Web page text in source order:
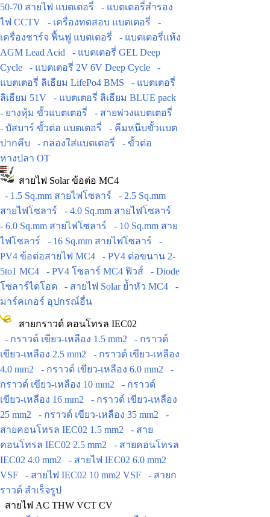
50-70 สายไฟ แบตเตอรี่
- แบตเตอรี่สำรอง
ไฟ CCTV
- เครื่องทดสอบ แบตเตอรี่
-
เครื่องชาร์จ ฟื้นฟู แบตเตอรี่
- แบตเตอรี่แห้ง
AGM Lead Acid
- แบตเตอรี่ GEL Deep
Cycle
- แบตเตอรี่ 2V 6V Deep Cycle
-
แบตเตอรี่ ลิเธียม LifePo4 BMS
- แบตเตอรี่
ลิเธียม 51V
- แบตเตอรี่ ลิเธียม BLUE pack
- ยางหุ้ม ขั้วแบตเตอรี่
- สายพ่วงแบตเตอรี่
- บัสบาร์ ขั้วต่อ แบตเตอรี่
- คีมหนีบขั้วแบต
ปากคีบ
- กล่องใส่แบตเตอรี่
- ขั้วต่อ
หางปลา OT
สายไฟ Solar ข้อต่อ MC4
- 1.5 Sq.mm สายไฟโซลาร์
- 2.5 Sq.mm
สายไฟโซลาร์
- 4.0 Sq.mm สายไฟโซลาร์
- 6.0 Sq.mm สายไฟโซลาร์
- 10 Sq.mm สาย
ไฟโซลาร์
- 16 Sq.mm สายไฟโซลาร์
-
PV4 ข้อต่อสายไฟ MC4
- PV4 ต่อขนาน 2-
5to1 MC4
- PV4 โซลาร์ MC4 ฟิวส์
- Diode
โซลาร์ไดโอด
- สายไฟ Solar ย้ำหัว MC4
-
มาร์คเกอร์ อุปกรณ์อื่น
สายกราวด์ คอนโทรล IEC02
- กราวด์ เขียว-เหลือง 1.5 mm2
- กราวด์
เขียว-เหลือง 2.5 mm2
- กราวด์ เขียว-เหลือง
4.0 mm2
- กราวด์ เขียว-เหลือง 6.0 mm2
-
กราวด์ เขียว-เหลือง 10 mm2
- กราวด์
เขียว-เหลือง 16 mm2
- กราวด์ เขียว-เหลือง
25 mm2
- กราวด์ เขียว-เหลือง 35 mm2
-
สายคอนโทรล IEC02 1.5 mm2
- สาย
คอนโทรล IEC02 2.5 mm2
- สายคอนโทรล
IEC02 4.0 mm2
- สายไฟ IEC02 6.0 mm2
VSF
- สายไฟ IEC02 10 mm2 VSF
- สายก
ราวด์ สำเร็จรูป
สายไฟ AC THW VCT CV